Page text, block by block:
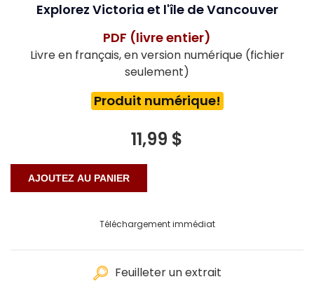
Explorez Victoria et l'île de Vancouver
PDF (livre entier)
Livre en français, en version numérique (fichier
seulement)
Produit numérique!
11,99 $
Téléchargement immédiat
Feuilleter un extrait